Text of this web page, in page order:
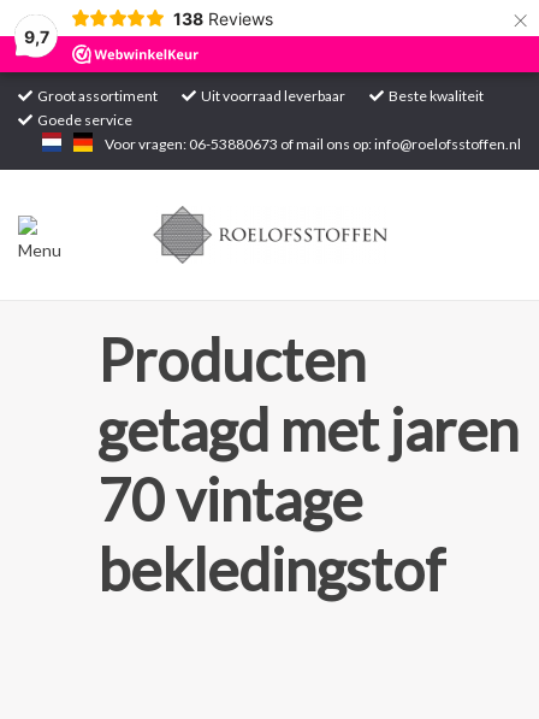
9,7
138 Reviews ×
Groot assortiment Uit voorraad leverbaar
Beste kwaliteit
Goede service
Voor vragen: 06-53880673 of mail ons op:info@roelofsstoffen.nl
Home
Producten
getagd met jaren
70 vintage
bekledingstof